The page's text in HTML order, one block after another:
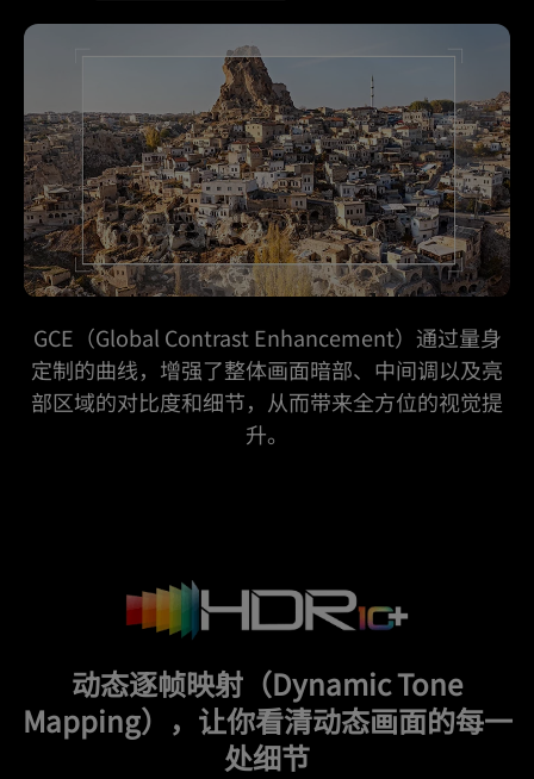
GCE（Global Contrast Enhancement）通过量身
定制的曲线，增强了整体画面暗部、中间调以及亮
部区域的对比度和细节，从而带来全方位的视觉提
升。
动态逐帧映射（Dynamic Tone
Mapping），让你看清动态画面的每一
处细节